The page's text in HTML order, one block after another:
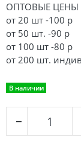
ОПТОВЫЕ ЦЕНЫ
от 20 шт -100 р
от 50 шт. -90 р
от 100 шт -80 р
от 200 шт.
В наличии
−